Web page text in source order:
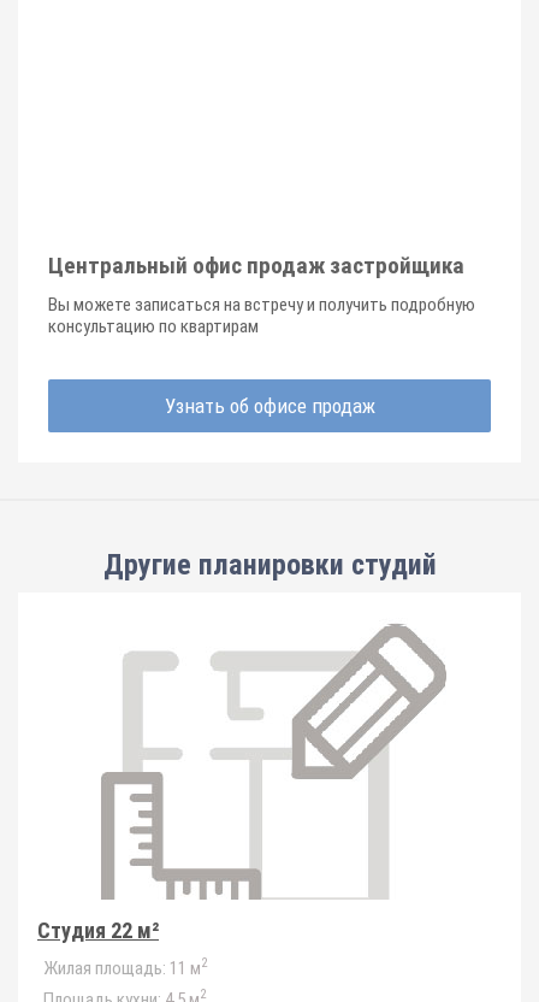
Центральный офис продаж застройщика
Вы можете записаться на встречу и получить подробную
консультацию по квартирам
Узнать об офисе продаж
Другие планировки студий
Студия 22 м²
Жилая площадь: 11 м2
2